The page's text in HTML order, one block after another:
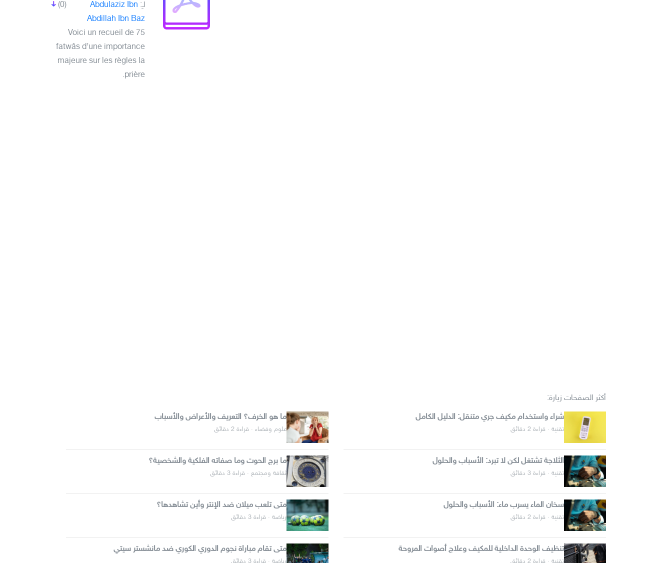
(0) لـِ: Abdulaziz Ibn
Abdillah Ibn Baz
Voici un recueil de 75
fatwâs d’une importance
majeure sur les règles la
prière.
أكثر الصفحات زيارة:
شراء واستخدام مكيف جري متنقل: الدليل الكامل
تقنية · قراءة 2 دقائق
الثلاجة تشتغل لكن لا تبرد: الأسباب والحلول
تقنية · قراءة 3 دقائق
سخان الماء يسرب ماء: الأسباب والحلول
تقنية · قراءة 2 دقائق
تنظيف الوحدة الداخلية للمكيف وعلاج أصوات المروحة
ما هو الخرف؟ التعريف والأعراض والأسباب
علوم وفضاء · قراءة 2 دقائق
ما برج الحوت وما صفاته الفلكية والشخصية؟
ثقافة ومجتمع · قراءة 3 دقائق
متى تلعب ميلان ضد الإنتر وأين تشاهدها؟
رياضة · قراءة 3 دقائق
متى تقام مباراة نجوم الدوري الكوري ضد مانشستر سيتي